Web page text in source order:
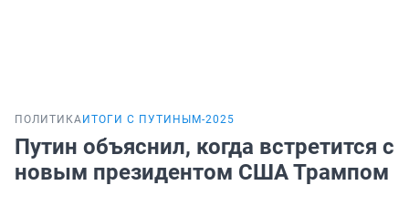
ПОЛИТИКА ИТОГИ С ПУТИНЫМ-2025
Путин объяснил, когда встретится с
новым президентом США Трампом